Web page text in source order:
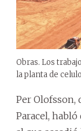
Obras. Los
la planta de
Per Olofsson,
Paracel,